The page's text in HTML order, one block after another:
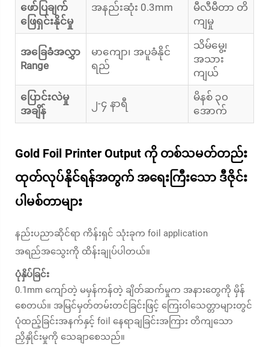
ဖော်ပြချက်
ဖြေရှင်းနိုင်မှု
အနည်းဆုံး 0.3mm
မီလီမီတာ တိ
ကျမှု
အခြေခံအလွှာ
Range
မာကျော၊ အပူခံနိုင်
ရည်
သိမ်မွေ့၊
အသား
ကျယ်
ပြောင်းလဲမှု
အချိန်
၂-၄ နာရီ
မိနစ် ၃၀
အောက်
Gold Foil Printer Output ကို တစ်သမတ်တည်း
ထုတ်လုပ်နိုင်ရန်အတွက် အရေးကြီးသော ဒီဇိုင်း
ပါမစ်တာများ
နည်းပညာဆိုင်ရာ ကိန်းရှင် သုံးခုက foil application
အရည်အသွေးကို ထိန်းချုပ်ပါတယ်။
ပုံနှိပ်ခြင်း
0.1mm ကျော်တဲ့ မမှန်ကန်တဲ့ ချိတ်ဆက်မှုက အနားတွေကို မှိန်
စေတယ်။ အမြင်မှတ်တမ်းတင်ခြင်းဖြင့် ကြေးဝါသေတ္တာများတွင်
ပုံထည့်ခြင်းအနက်နှင့် foil နေရာချခြင်းအကြား တိကျသော
ညှိနှိုင်းမှုကို သေချာစေသည်။